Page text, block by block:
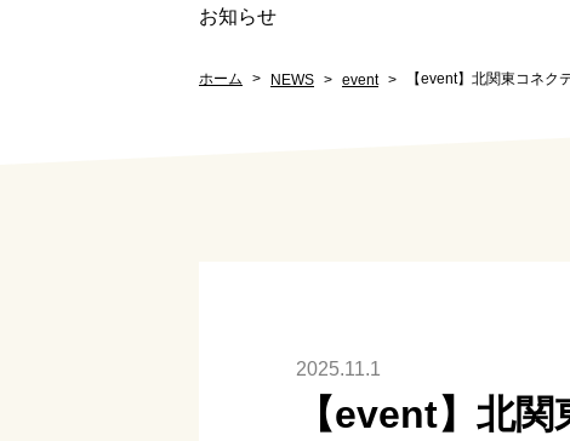
お知らせ
ホーム NEWS event 【event】北関東コネク
2025.11.1
【event】北